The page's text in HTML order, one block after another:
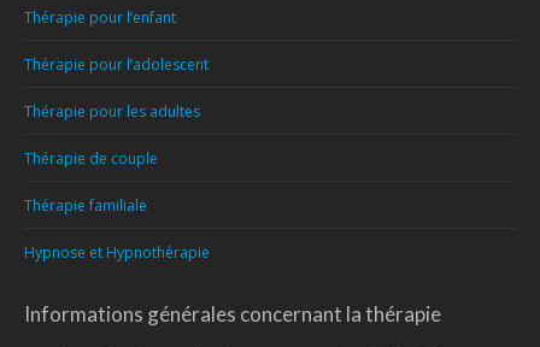
Thérapie pour l’enfant
Thérapie pour l’adolescent
Thérapie pour les adultes
Thérapie de couple
Thérapie familiale
Hypnose et Hypnothérapie
Informations générales concernant la thérapie